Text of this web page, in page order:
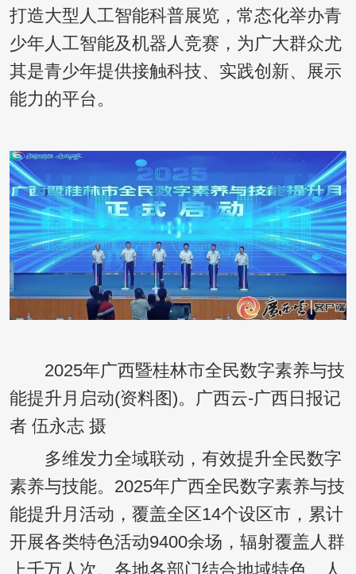
打造大型人工智能科普展览，常态化举办青
少年人工智能及机器人竞赛，为广大群众尤
其是青少年提供接触科技、实践创新、展示
能力的平台。
2025年广西暨桂林市全民数字素养与技
能提升月启动(资料图)。广西云-广西日报记
者 伍永志 摄
多维发力全域联动，有效提升全民数字
素养与技能。2025年广西全民数字素养与技
能提升月活动，覆盖全区14个设区市，累计
开展各类特色活动9400余场，辐射覆盖人群
上千万人次。各地各部门结合地域特色、人